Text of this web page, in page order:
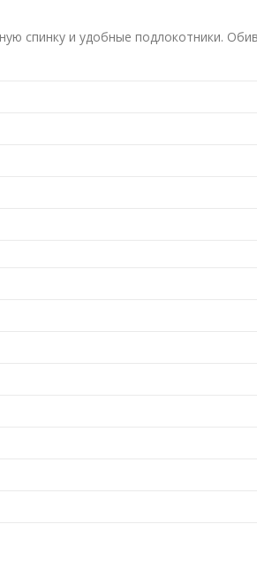
спинку и удобные подлокотники.